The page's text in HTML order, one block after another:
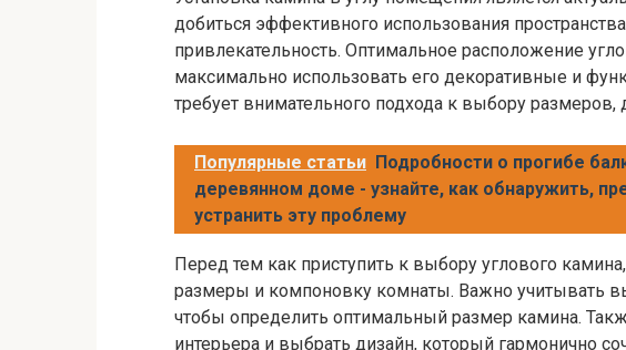
добиться эффективного использования
привлекательность. Оптимальное расположение
максимально использовать его декоративные и
требует внимательного подхода к выбору размеров,
Популярные статьи Подробности о прогибе
деревянном доме - узнайте, как обнаружить,
устранить эту проблему
Перед тем как приступить к выбору углового
размеры и компоновку комнаты. Важно учитывать
чтобы определить оптимальный размер камина.
интерьера и выбрать дизайн, который гармонично